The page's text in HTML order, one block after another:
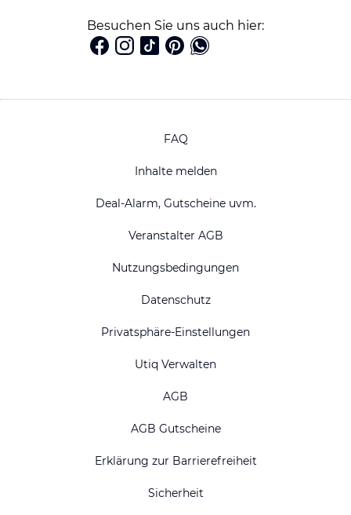
Besuchen Sie uns auch hier:
FAQ
Inhalte melden
Deal-Alarm, Gutscheine uvm.
Veranstalter AGB
Nutzungsbedingungen
Datenschutz
Privatsphäre-Einstellungen
Utiq Verwalten
AGB
AGB Gutscheine
Erklärung zur Barrierefreiheit
Sicherheit